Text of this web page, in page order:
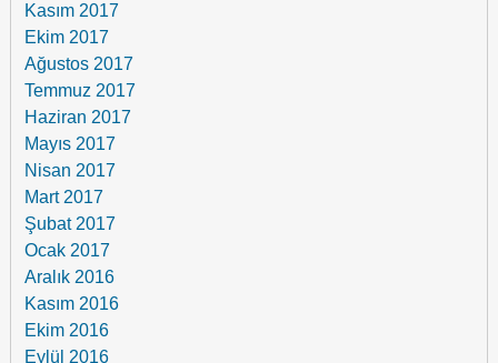
Kasım 2017
Ekim 2017
Ağustos 2017
Temmuz 2017
Haziran 2017
Mayıs 2017
Nisan 2017
Mart 2017
Şubat 2017
Ocak 2017
Aralık 2016
Kasım 2016
Ekim 2016
Eylül 2016